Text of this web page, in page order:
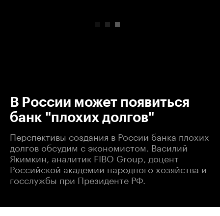
В России может появиться
банк "плохих долгов"
Перспективы создания в России банка плохих
долгов обсудим с экономистом. Василий
Якимкин, аналитик FIBO Group, доцент
Российской академии народного хозяйства и
госслужбы при Президенте РФ.